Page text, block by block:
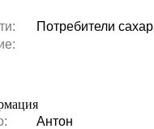
Потребители
Антон